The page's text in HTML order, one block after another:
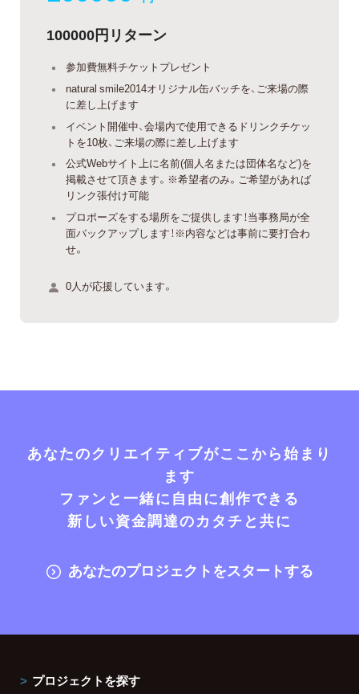
100000円リターン
参加費無料チケットプレゼント
natural smile2014オリジナル缶バッチを、ご来場の際
に差し上げます
イベント開催中、会場内で使用できるドリンクチケッ
トを10枚、ご来場の際に差し上げます
公式Webサイト上に名前(個人名または団体名など)を
掲載させて頂きます。※希望者のみ。ご希望があれば
リンク張付け可能
プロポーズをする場所をご提供します！当事務局が全
面バックアップします！※内容などは事前に要打合わ
せ。
0人が応援しています。
あなたのクリエイティブがここから始まり
ます
ファンと一緒に自由に創作できる
新しい資金調達のカタチと共に
あなたのプロジェクトをスタートする
プロジェクトを探す